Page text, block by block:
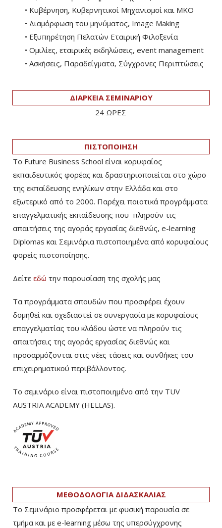
• Κυβέρνηση, Κυβερνητικοί Μηχανισμοί και ΜΚΟ
• Διαμόρφωση του μηνύματος, Image Making
• Εξυπηρέτηση Πελατών Εταιρική Φιλοξενία
• Ομιλίες, εταιρικές εκδηλώσεις, event management
• Ασκήσεις, Παραδείγματα, Σύγχρονες Περιπτώσεις
ΔΙΑΡΚΕΙΑ ΣΕΜΙΝΑΡΙΟΥ
24 ΩΡΕΣ
ΠΙΣΤΟΠΟΙΗΣΗ
Το Future Business School είναι κορυφαίος
εκπαιδευτικός φορέας και δραστηριοποιείται στο χώρο
της εκπαίδευσης ενηλίκων στην Ελλάδα και στο
εξωτερικό από το 2000. Παρέχει ποιοτικά προγράμματα
επαγγελματικής εκπαίδευσης που πληρούν τις
απαιτήσεις της αγοράς εργασίας διεθνώς, e-learning
Diplomas και Σεμινάρια πιστοποιημένα από κορυφαίους
φορείς πιστοποίησης.
Δείτε εδώ την παρουσίαση της σχολής μας
Τα προγράμματα σπουδών που προσφέρει έχουν
δομηθεί και σχεδιαστεί σε συνεργασία με κορυφαίους
επαγγελματίας του κλάδου ώστε να πληρούν τις
απαιτήσεις της αγοράς εργασίας διεθνώς και
προσαρμόζονται στις νέες τάσεις και συνθήκες του
επιχειρηματικού περιβάλλοντος.
Το σεμινάριο είναι πιστοποιημένο από την TUV
AUSTRIA ACADEMY (HELLAS).
ΜΕΘΟΔΟΛΟΓΙΑ ΔΙΔΑΣΚΑΛΙΑΣ
Το Σεμινάριο προσφέρεται με φυσική παρουσία σε
τμήμα και με e-learning μέσω της υπερσύγχρονης